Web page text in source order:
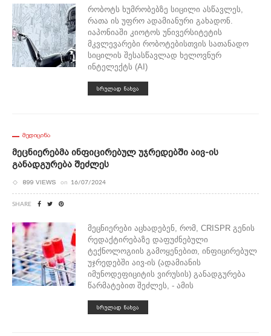
რობოტს ხუმრობებზე სიცილი ასწავლეს,
რათა ის უფრო ადამიანური გახადონ.
იაპონიაში კიოტოს უნივერსიტეტის
მკვლევარები რობოტებისთვის სათანადო
სიცილის შესასწავლად ხელოვნურ
ინტელექტს (AI)
ᲡᲠᲣᲚᲐᲓ ᲜᲐᲮᲕᲐ
ᲛᲔᲓᲘᲪᲘᲜᲐ
Მეცნიერებმა Ინფიცირებულ Უჯრედებში Აივ-Ის
Განადგურება Შეძლეს
899 VIEWS on 16/07/2024
SHARE
მეცნიერები აცხადებენ, რომ, CRISPR გენის
რედაქტირებაზე დაფუძნებული
ტექნოლოგიის გამოყენებით, ინფიცირებულ
უჯრედებში აივ-ის (ადამიანის
იმუნოდეფიციტის ვირუსის) განადგურება
წარმატებით შეძლეს, - ამის
ᲡᲠᲣᲚᲐᲓ ᲜᲐᲮᲕᲐ